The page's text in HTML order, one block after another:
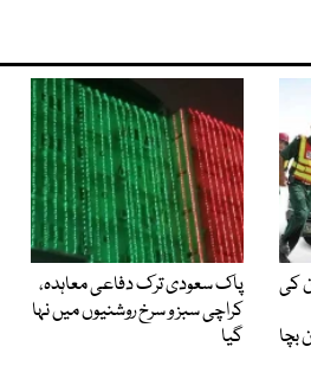
کی
بچا
پاک سعودی ترک دفاعی معاہدہ،
کراچی سبز و سرخ روشنیوں میں نہا
گیا